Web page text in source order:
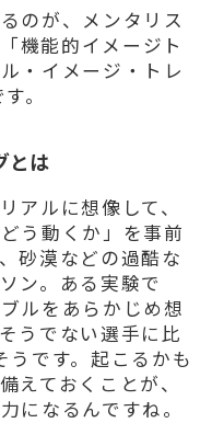
のが、メンタリス
機能的イメージト
・イメージ・トレ
。
とは
アルに想像して、
う動くか」を事前
砂漠などの過酷な
ン。ある実験で
ルをあらかじめ想
うでない選手に比
です。起こるかも
えておくことが、
になるんですね。